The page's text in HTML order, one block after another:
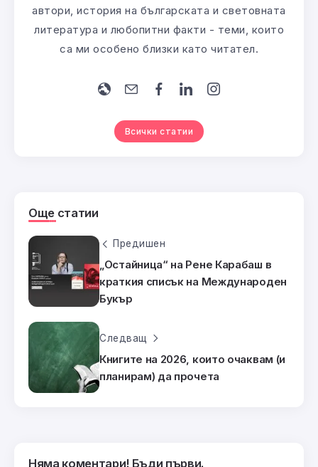
автори, история на българската и световната
литература и любопитни факти - теми, които
са ми особено близки като читател.
Всички статии
Още статии
Предишен
„Остайница“ на Рене Карабаш в
краткия списък на Международен
Букър
Следващ
Книгите на 2026, които очаквам (и
планирам) да прочета
Няма коментари! Бъди първи.